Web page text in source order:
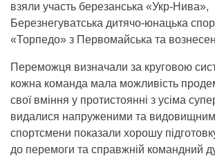
взяли участь березанська «Укр-Нива»,
Березнегуватська дитячо-юнацька
«Торпедо» з Первомайська та
Переможця визначали за круговою
кожна команда мала можливість
свої вміння у протистоянні з усіма
видалися напруженими та
спортсмени показали хорошу
до перемоги та справжній командний